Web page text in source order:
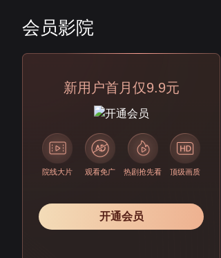
会员影院
新用户首月仅9.9元
院线大片 观看免广 热剧抢先看 顶级画质
开通会员